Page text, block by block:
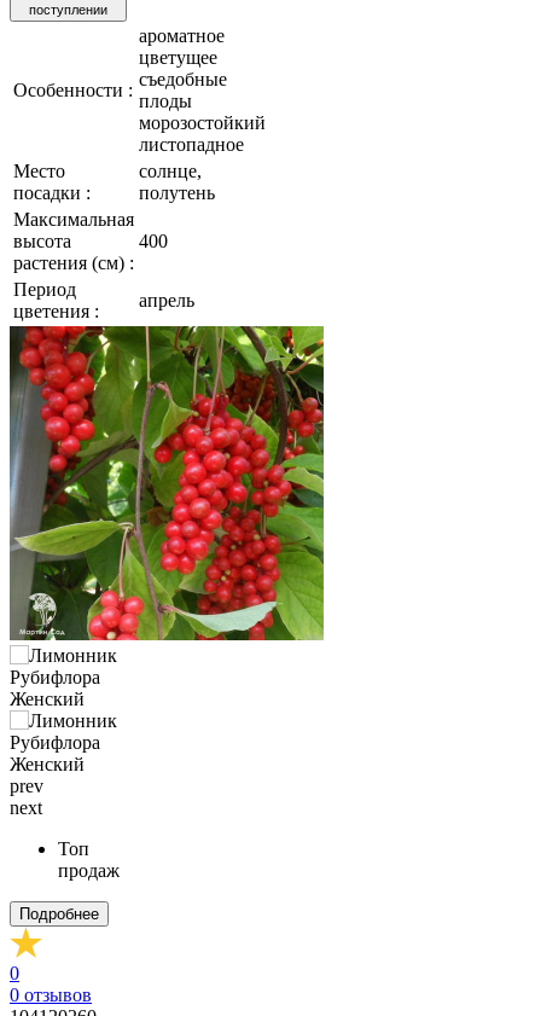
поступлении
Особенности :
ароматное
цветущее
съедобные
плоды
морозостойкий
листопадное
Место
посадки :
солнце,
полутень
Максимальная
высота
растения (см) :
400
Период
цветения :
апрель
prev
next
Топ
продаж
Подробнее
0
0 отзывов